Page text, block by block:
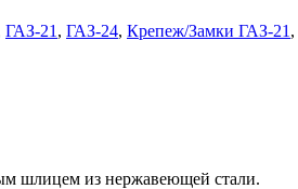
ГАЗ-21 , ГАЗ-24, Крепеж/Замки ГАЗ-21 ,
шлицем из нержавеющей стали.